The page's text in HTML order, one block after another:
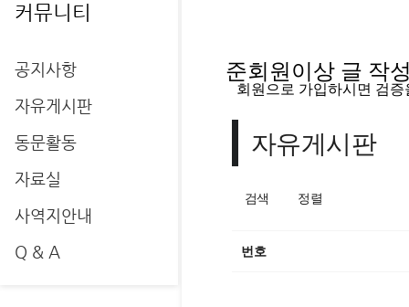
커뮤니티
공지사항
자유게시판
동문활동
자료실
사역지안내
Q & A
준회원이상 글 작
회원으로 가입하시면 검
자유게시판
검색 정렬
번호